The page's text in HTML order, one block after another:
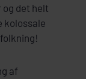
og det helt
kolossale
af